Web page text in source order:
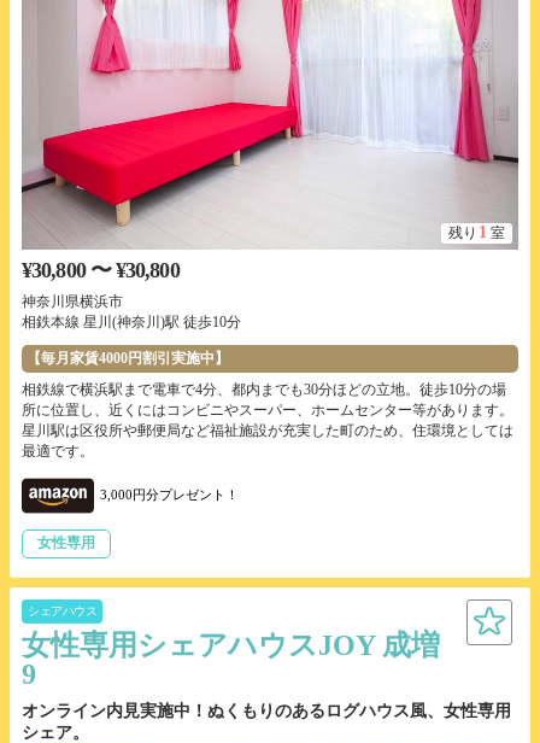
残り 1 室
¥30,800 〜 ¥30,800
神奈川県横浜市
相鉄本線 星川(神奈川)駅 徒歩10分
【毎月家賃4000円割引実施中】
相鉄線で横浜駅まで電車で4分、都内までも30分ほどの立地。徒歩10分の場
所に位置し、近くにはコンビニやスーパー、ホームセンター等があります。
星川駅は区役所や郵便局など福祉施設が充実した町のため、住環境としては
最適です。
3,000円分プレゼント！
女性専用
シェアハウス
女性専用シェアハウスJOY 成増
9
オンライン内見実施中！ぬくもりのあるログハウス風、女性専用
シェア。